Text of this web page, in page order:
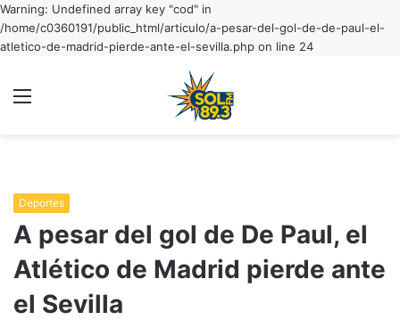
Warning: Undefined array key "cod" in
/home/c0360191/public_html/articulo/a-pesar-del-gol-de-de-paul-el-
atletico-de-madrid-pierde-ante-el-sevilla.php on line 24
Deportes
A pesar del gol de De Paul, el
Atlético de Madrid pierde ante
el Sevilla